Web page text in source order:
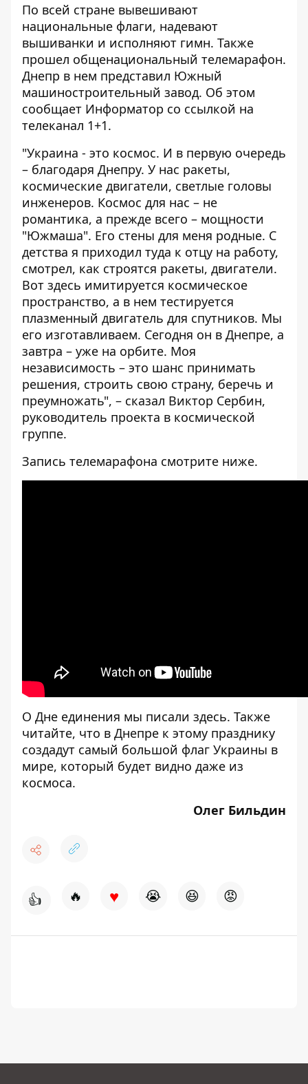
По всей стране вывешивают
национальные флаги, надевают
вышиванки и исполняют гимн. Также
прошел общенациональный телемарафон.
Днепр в нем представил Южный
машиностроительный завод. Об этом
сообщает Информатор со ссылкой на
телеканал 1+1.
"Украина - это космос. И в первую очередь
– благодаря Днепру. У нас ракеты,
космические двигатели, светлые головы
инженеров. Космос для нас – не
романтика, а прежде всего – мощности
"Южмаша". Его стены для меня родные. С
детства я приходил туда к отцу на работу,
смотрел, как строятся ракеты, двигатели.
Вот здесь имитируется космическое
пространство, а в нем тестируется
плазменный двигатель для спутников. Мы
его изготавливаем. Сегодня он в Днепре, а
завтра – уже на орбите. Моя
независимость – это шанс принимать
решения, строить свою страну, беречь и
преумножать", – сказал Виктор Сербин,
руководитель проекта в космической
группе.
Запись телемарафона смотрите ниже.
О Дне единения мы писали здесь. Также
читайте, что в Днепре к этому празднику
создадут самый большой флаг Украины в
мире, который будет видно даже из
космоса.
Олег Бильдин
👍 🔥 ♥ 😭 😆 😡